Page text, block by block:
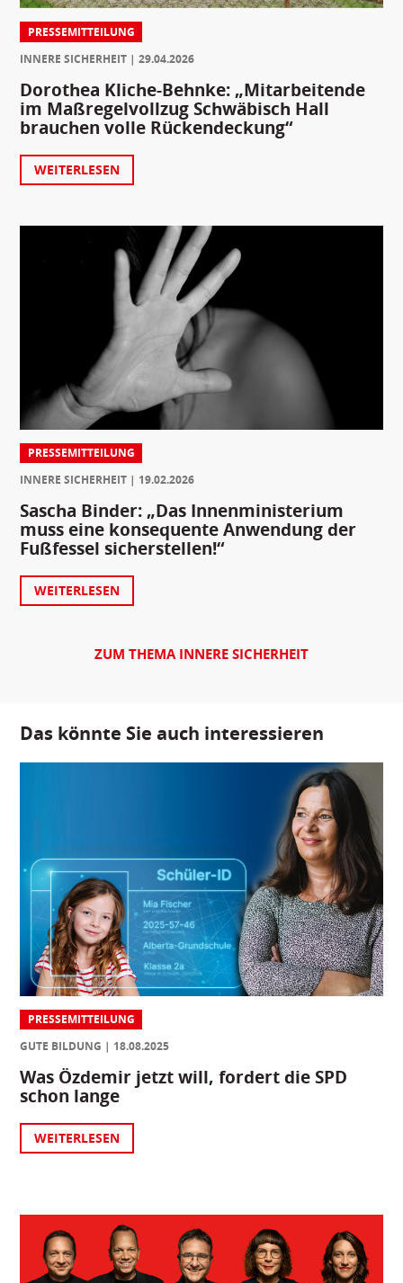
PRESSEMITTEILUNG
INNERE SICHERHEIT
29.04.2026
Dorothea Kliche-Behnke: „Mitarbeitende
im Maßregelvollzug Schwäbisch Hall
brauchen volle Rückendeckung“
WEITERLESEN
PRESSEMITTEILUNG
INNERE SICHERHEIT
19.02.2026
Sascha Binder: „Das Innenministerium
muss eine konsequente Anwendung der
Fußfessel sicherstellen!“
WEITERLESEN
ZUM THEMA INNERE SICHERHEIT
Das könnte Sie auch interessieren
PRESSEMITTEILUNG
GUTE BILDUNG
18.08.2025
Was Özdemir jetzt will, fordert die SPD
schon lange
WEITERLESEN